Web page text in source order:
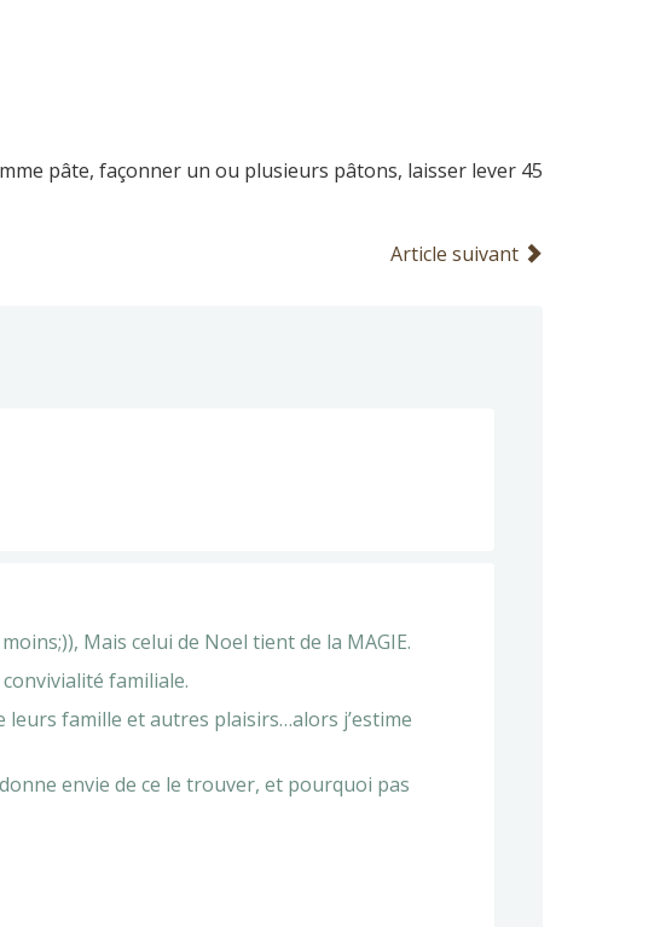
pâte, façonner un ou plusieurs pâtons, laisser lever 45
Article suivant
Mais celui de Noel tient de la MAGIE.
familiale.
leurs famille et autres plaisirs…alors j’estime
envie de ce le trouver, et pourquoi pas